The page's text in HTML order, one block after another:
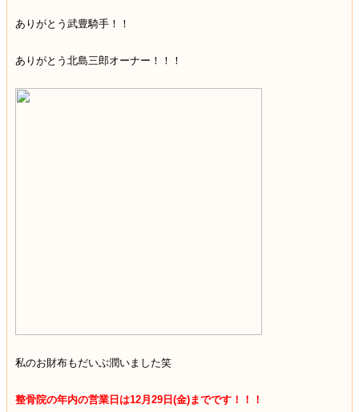
ありがとう武豊騎手！！
ありがとう北島三郎オーナー！！！
私のお財布もだいぶ潤いました笑
整骨院の年内の営業日は12月29日(金)までです！！！